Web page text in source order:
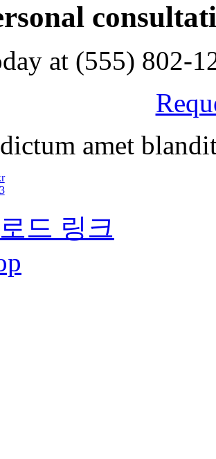
at (555) 802-
amet
드 링크